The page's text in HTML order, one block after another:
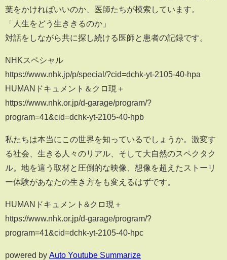
葉をかければいいのか、医師たちが模索しています。
「人生をどう生ききるのか」
対話をしながら共に探し続ける医師と患者の記録です。
NHKスペシャル
https://www.nhk.jp/p/special/?cid=dchk-yt-2105-40-hpa
HUMANドキュメント＆クロ現＋
https://www.nhk.or.jp/d-garage/program/?
program=41&cid=dchk-yt-2105-40-hpb
私たちは本当にこの世界を知っているでしょうか。激変す
る社会、生きる人々のリアル、そして大自然のスペクタク
ル。地を這う取材と圧倒的な映像、想像を超えたストーリ
ー体験があなたの生き方をも変えるはずです。
HUMANドキュメント&クロ現＋
https://www.nhk.or.jp/d-garage/program/?
program=41&cid=dchk-yt-2105-40-hpc
powered by Auto Youtube Summarize